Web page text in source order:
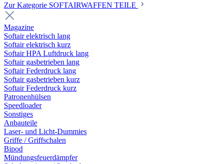
Zur Kategorie SOFTAIRWAFFEN TEILE
Magazine
Softair elektrisch lang
Softair elektrisch kurz
Softair HPA Luftdruck lang
Softair gasbetrieben lang
Softair Federdruck lang
Softair gasbetrieben kurz
Softair Federdruck kurz
Patronenhülsen
Speedloader
Sonstiges
Anbauteile
Laser- und Licht-Dummies
Griffe / Griffschalen
Bipod
Mündungsfeuerdämpfer